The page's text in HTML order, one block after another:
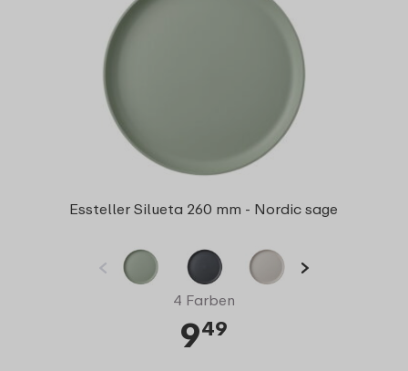
Essteller Silueta 260 mm - Nordic sage
4 Farben
949